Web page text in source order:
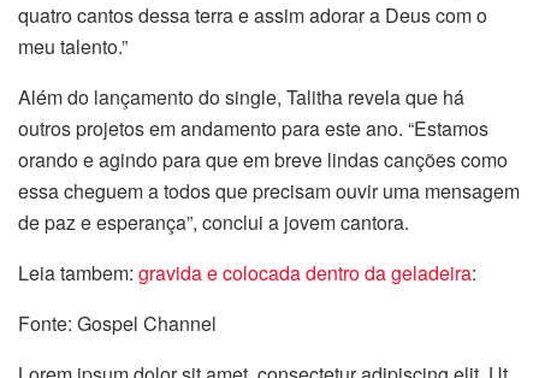
quatro cantos dessa terra e assim adorar a Deus com o
meu talento.”
Além do lançamento do single, Talitha revela que há
outros projetos em andamento para este ano. “Estamos
orando e agindo para que em breve lindas canções como
essa cheguem a todos que precisam ouvir uma mensagem
de paz e esperança”, conclui a jovem cantora.
Leia tambem: gravida e colocada dentro da geladeira:
Fonte: Gospel Channel